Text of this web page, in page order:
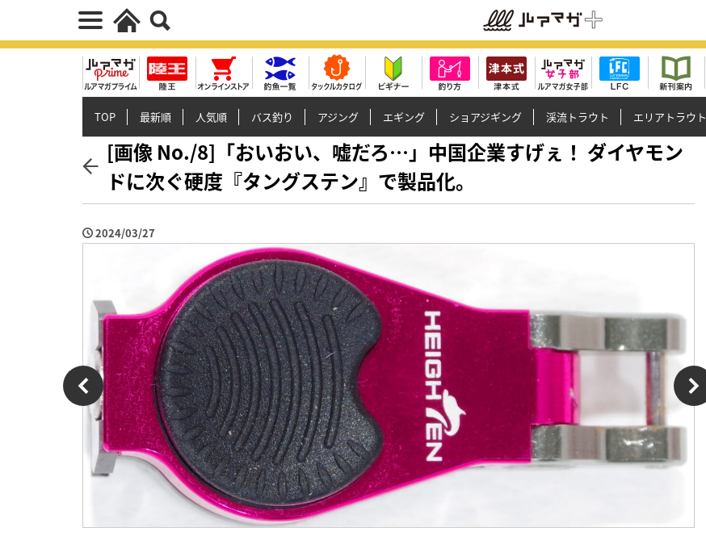
TOP 最新順 人気順 バス釣り アジング エギング ショアジギング 渓流トラウト エリアトラウト
[画像 No./8]「おいおい、嘘だろ…」中国企業すげぇ！ ダイヤモン
ドに次ぐ硬度『タングステン』で製品化。
2024/03/27